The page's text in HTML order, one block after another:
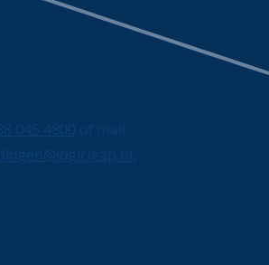
045 4800 of mail